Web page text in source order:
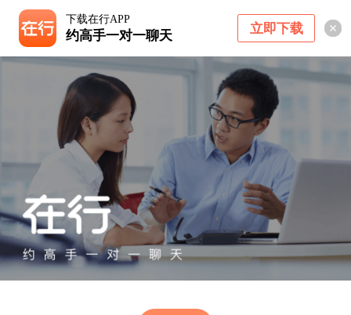
下载在行APP
约高手一对一聊天 立即下载